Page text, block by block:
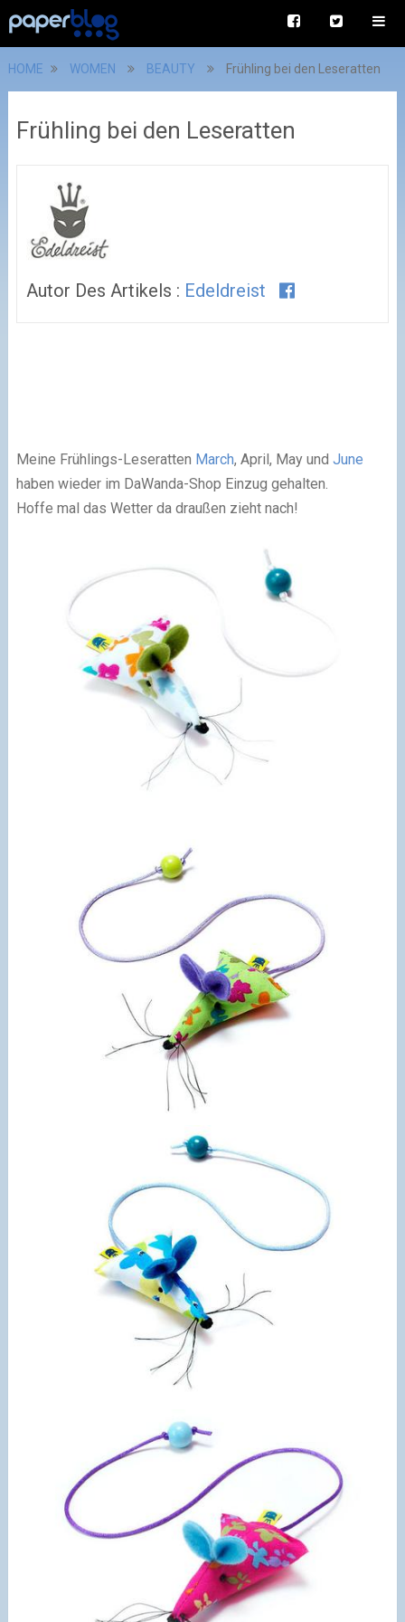
HOME WOMEN BEAUTY Frühling bei den Leseratten
Frühling bei den Leseratten
Autor Des Artikels : Edeldreist
Meine Frühlings-Leseratten March, April, May und June
haben wieder im DaWanda-Shop Einzug gehalten.
Hoffe mal das Wetter da draußen zieht nach!